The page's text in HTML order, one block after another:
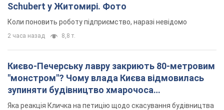
Schubert у Житомирі. Фото
Коли поновить роботу підприємство, наразі невідомо
2 часа назад 8,8 т.
Києво-Печерську лавру закриють 80-метровим
"монстром"? Чому влада Києва відмовилась
зупиняти будівництво хмарочоса
"московського вірянина"
Яка реакція Кличка на петицію щодо скасування будівництва